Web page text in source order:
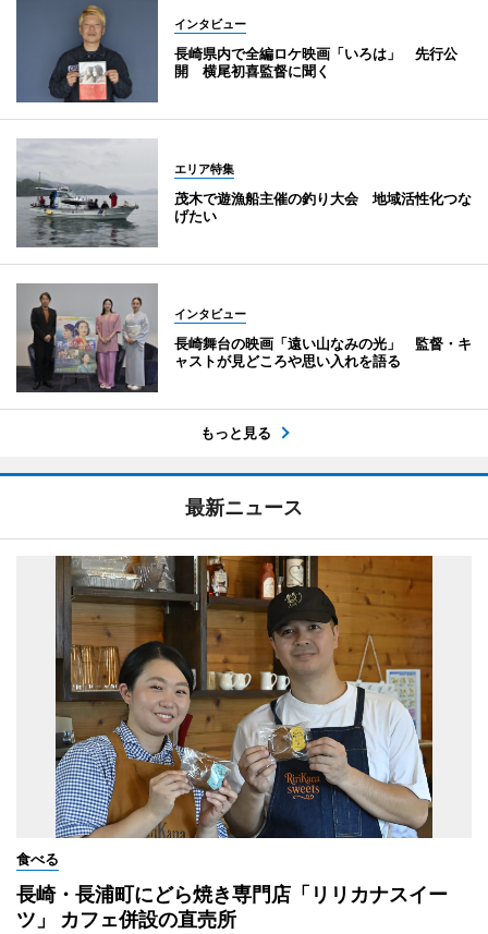
インタビュー
長崎県内で全編ロケ映画「いろは」 先行公
開 横尾初喜監督に聞く
エリア特集
茂木で遊漁船主催の釣り大会 地域活性化つな
げたい
インタビュー
長崎舞台の映画「遠い山なみの光」 監督・キ
ャストが見どころや思い入れを語る
もっと見る
最新ニュース
食べる
長崎・長浦町にどら焼き専門店「リリカナスイー
ツ」 カフェ併設の直売所